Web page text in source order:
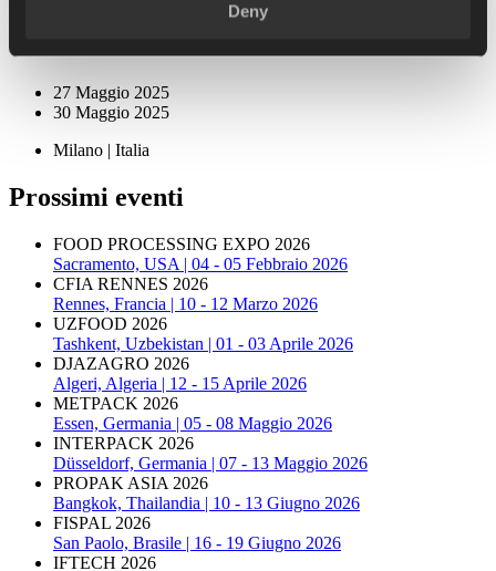
Deny
27 Maggio 2025
30 Maggio 2025
Milano | Italia
Prossimi eventi
FOOD PROCESSING EXPO 2026
Sacramento, USA | 04 - 05 Febbraio 2026
CFIA RENNES 2026
Rennes, Francia | 10 - 12 Marzo 2026
UZFOOD 2026
Tashkent, Uzbekistan | 01 - 03 Aprile 2026
DJAZAGRO 2026
Algeri, Algeria | 12 - 15 Aprile 2026
METPACK 2026
Essen, Germania | 05 - 08 Maggio 2026
INTERPACK 2026
Düsseldorf, Germania | 07 - 13 Maggio 2026
PROPAK ASIA 2026
Bangkok, Thailandia | 10 - 13 Giugno 2026
FISPAL 2026
San Paolo, Brasile | 16 - 19 Giugno 2026
IFTECH 2026